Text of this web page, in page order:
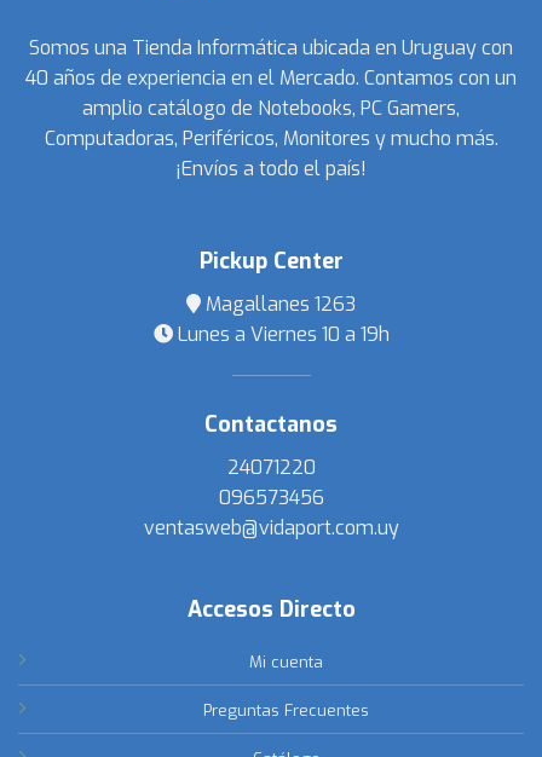
Somos una Tienda Informática ubicada en Uruguay con
40 años de experiencia en el Mercado. Contamos con un
amplio catálogo de Notebooks, PC Gamers,
Computadoras, Periféricos, Monitores y mucho más.
¡Envíos a todo el país!
Pickup Center
Magallanes 1263
Lunes a Viernes 10 a 19h
Contactanos
24071220
096573456
ventasweb@vidaport.com.uy
Accesos Directo
Mi cuenta
Preguntas Frecuentes